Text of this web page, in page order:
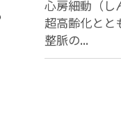
心房細動（し
超高齢化とと
整脈の...